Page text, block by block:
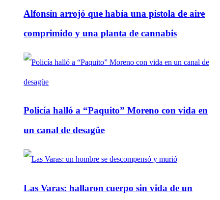
Alfonsín arrojó que había una pistola de aire
comprimido y una planta de cannabis
Policía halló a “Paquito” Moreno con vida en
un canal de desagüe
Las Varas: hallaron cuerpo sin vida de un